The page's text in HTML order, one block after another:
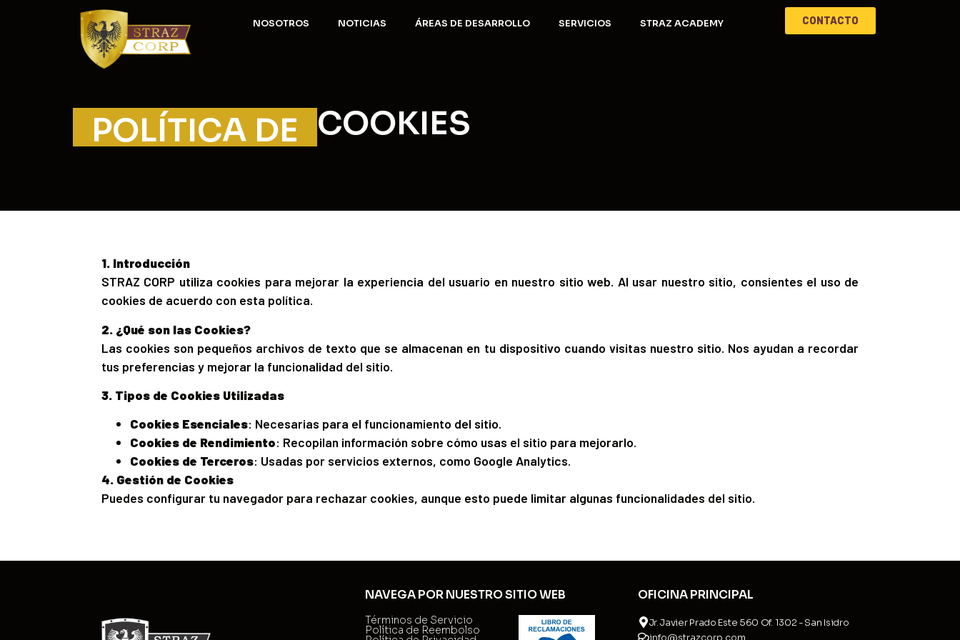
NOSOTROS NOTICIAS ÁREAS DE DESARROLLO SERVICIOS STRAZ ACADEMY CONTACTO
POLÍTICA DE COOKIES
1. Introducción
STRAZ CORP utiliza cookies para mejorar la experiencia del usuario en nuestro sitio web. Al usar nuestro sitio, consientes el uso de
cookies de acuerdo con esta política.
2. ¿Qué son las Cookies?
Las cookies son pequeños archivos de texto que se almacenan en tu dispositivo cuando visitas nuestro sitio. Nos ayudan a recordar
tus preferencias y mejorar la funcionalidad del sitio.
3. Tipos de Cookies Utilizadas
Cookies Esenciales: Necesarias para el funcionamiento del sitio.
Cookies de Rendimiento: Recopilan información sobre cómo usas el sitio para mejorarlo.
Cookies de Terceros: Usadas por servicios externos, como Google Analytics.
4. Gestión de Cookies
Puedes configurar tu navegador para rechazar cookies, aunque esto puede limitar algunas funcionalidades del sitio.
NAVEGA POR NUESTRO SITIO WEB
Términos de Servicio
Política de Reembolso
OFICINA PRINCIPAL
Jr. Javier Prado Este 560 Of. 1302 - San Isidro
info@strazcorp.com